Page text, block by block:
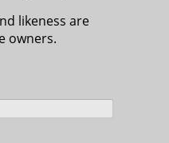
likeness are
owners.